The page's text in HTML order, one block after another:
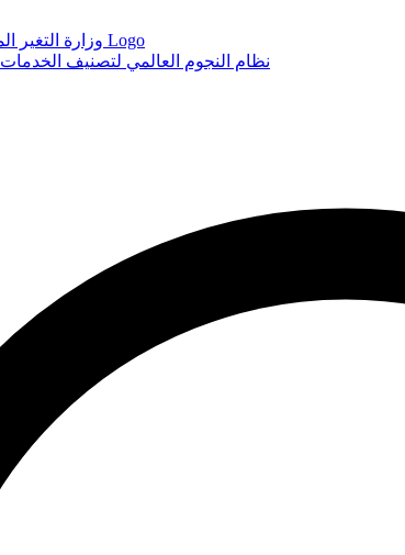
Logo
نظام النجوم العالمي لتصنيف الخدمات